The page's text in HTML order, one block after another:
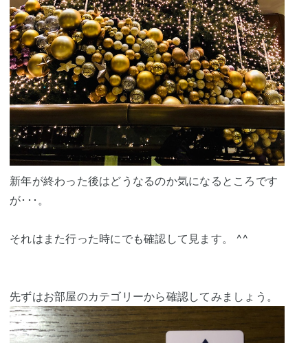
新年が終わった後はどうなるのか気になるところです
が･･･。
それはまた行った時にでも確認して見ます。 ^^
先ずはお部屋のカテゴリーから確認してみましょう。